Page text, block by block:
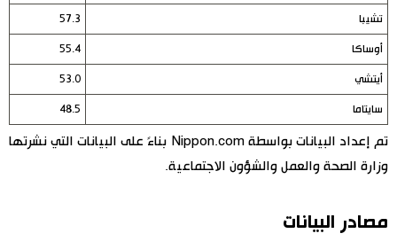
تشيبا 57.3
أوساكا 55.4
أيتشي 53.0
سايتاما 48.5
تم إعداد البيانات بواسطة Nippon.com بناءً على البيانات التي نشرتها
وزارة الصحة والعمل والشؤون الاجتماعية.
مصادر البيانات